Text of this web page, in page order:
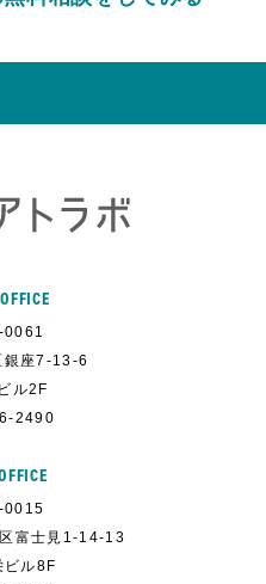
銀座7-13-6
ル2F
2490
0015
富士見1-14-13
ビル8F